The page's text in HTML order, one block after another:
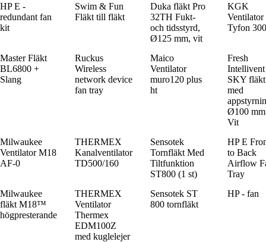
HP E -
redundant fan
kit
Swim & Fun
Fläkt till fläkt
Duka fläkt Pro
32TH Fukt-
och tidsstyrd,
Ø125 mm, vit
KGK
Ventilator
Tyfon
Master Fläkt
BL6800 +
Slang
Ruckus
Wireless
network device
fan tray
Maico
Ventilator
muro120 plus
ht
Fresh
Intellivent
SKY fläkt
med
Ø100
Vit
Milwaukee
Ventilator M18
AF-0
THERMEX
Kanalventilator
TD500/160
Sensotek
Tornfläkt Med
Tiltfunktion
ST800 (1 st)
HP E
to Back
Airflow
Tray
Milwaukee
fläkt M18™
högpresterande
THERMEX
Ventilator
Thermex
EDM100Z
med kuglelejer
Sensotek ST
800 tornfläkt
HP - fan